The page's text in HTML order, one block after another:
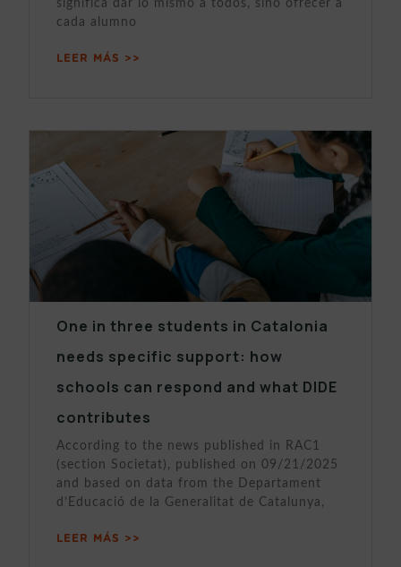
significa dar lo mismo a todos, sino ofrecer a
cada alumno
LEER MÁS >>
One in three students in Catalonia
needs specific support: how
schools can respond and what DIDE
contributes
According to the news published in RAC1
(section Societat), published on 09/21/2025
and based on data from the Departament
d’Educació de la Generalitat de Catalunya,
LEER MÁS >>